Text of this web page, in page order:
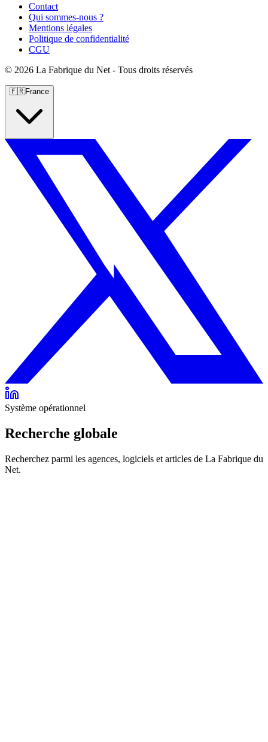
Contact
Qui sommes-nous ?
Mentions légales
Politique de confidentialité
CGU
© 2026 La Fabrique du Net - Tous droits réservés
🇫🇷France
Système opérationnel
Recherche globale
Recherchez parmi les agences, logiciels et articles de La Fabrique du
Net.